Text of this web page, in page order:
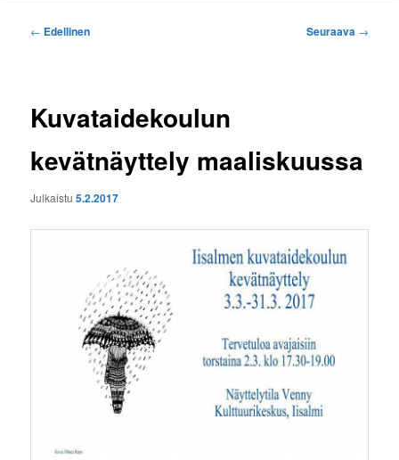
Artikkelien
← Edellinen Seuraava →
Kuvataidekoulun
kevätnäyttely maaliskuussa
Julkaistu5.2.2017